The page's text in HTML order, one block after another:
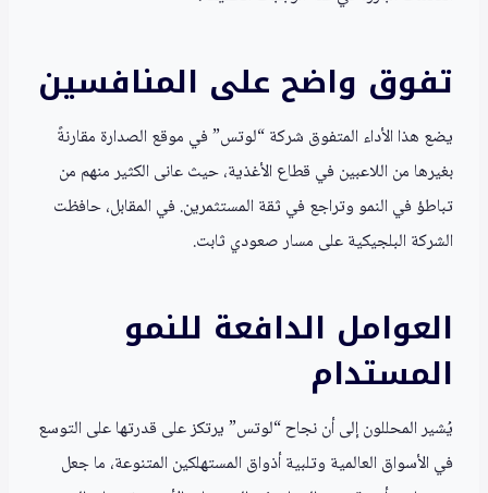
تفوق واضح على المنافسين
يضع هذا الأداء المتفوق شركة “لوتس” في موقع الصدارة مقارنةً
بغيرها من اللاعبين في قطاع الأغذية، حيث عانى الكثير منهم من
تباطؤ في النمو وتراجع في ثقة المستثمرين. في المقابل، حافظت
الشركة البلجيكية على مسار صعودي ثابت.
العوامل الدافعة للنمو
المستدام
يُشير المحللون إلى أن نجاح “لوتس” يرتكز على قدرتها على التوسع
في الأسواق العالمية وتلبية أذواق المستهلكين المتنوعة، ما جعل